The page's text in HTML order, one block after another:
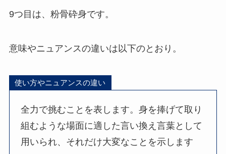
9つ目は、粉骨砕身です。
意味やニュアンスの違いは以下のとおり。
使い方やニュアンスの違い
全力で挑むことを表します。身を捧げて取り
組むような場面に適した言い換え言葉として
用いられ、それだけ大変なことを示します